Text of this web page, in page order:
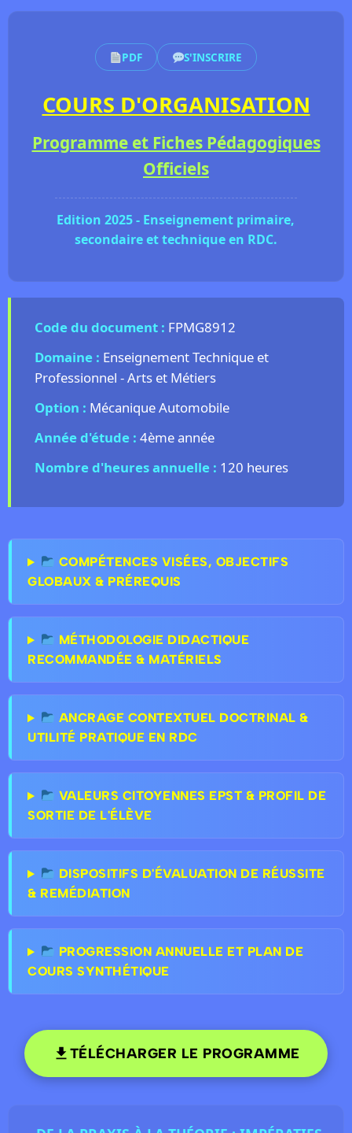
PDF S'INSCRIRE
COURS D'ORGANISATION
Programme et Fiches Pédagogiques
Officiels
Edition 2025 - Enseignement primaire,
secondaire et technique en RDC.
Code du document : FPMG8912
Domaine : Enseignement Technique et
Professionnel - Arts et Métiers
Option : Mécanique Automobile
Année d'étude : 4ème année
Nombre d'heures annuelle : 120 heures
COMPÉTENCES VISÉES, OBJECTIFS
GLOBAUX & PRÉREQUIS
MÉTHODOLOGIE DIDACTIQUE
RECOMMANDÉE & MATÉRIELS
ANCRAGE CONTEXTUEL DOCTRINAL &
UTILITÉ PRATIQUE EN RDC
VALEURS CITOYENNES EPST & PROFIL DE
SORTIE DE L'ÉLÈVE
DISPOSITIFS D'ÉVALUATION DE RÉUSSITE
& REMÉDIATION
PROGRESSION ANNUELLE ET PLAN DE
COURS SYNTHÉTIQUE
TÉLÉCHARGER LE PROGRAMME